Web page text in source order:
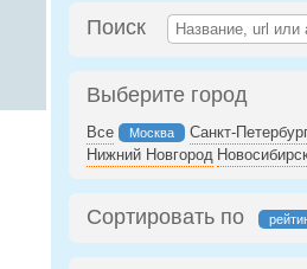
Поиск
Выберите город
Все Москва
Санкт-
Нижний Новгород
Сортировать по